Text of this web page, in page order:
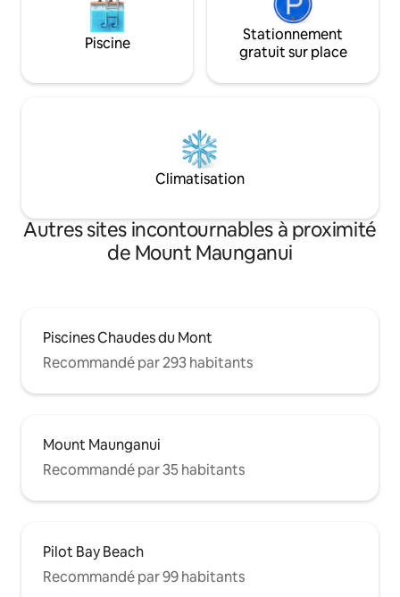
Piscine
Stationnement
gratuit sur place
Climatisation
Autres sites incontournables à proximité
de Mount Maunganui
Piscines Chaudes du Mont
Recommandé par 293 habitants
Mount Maunganui
Recommandé par 35 habitants
Pilot Bay Beach
Recommandé par 99 habitants